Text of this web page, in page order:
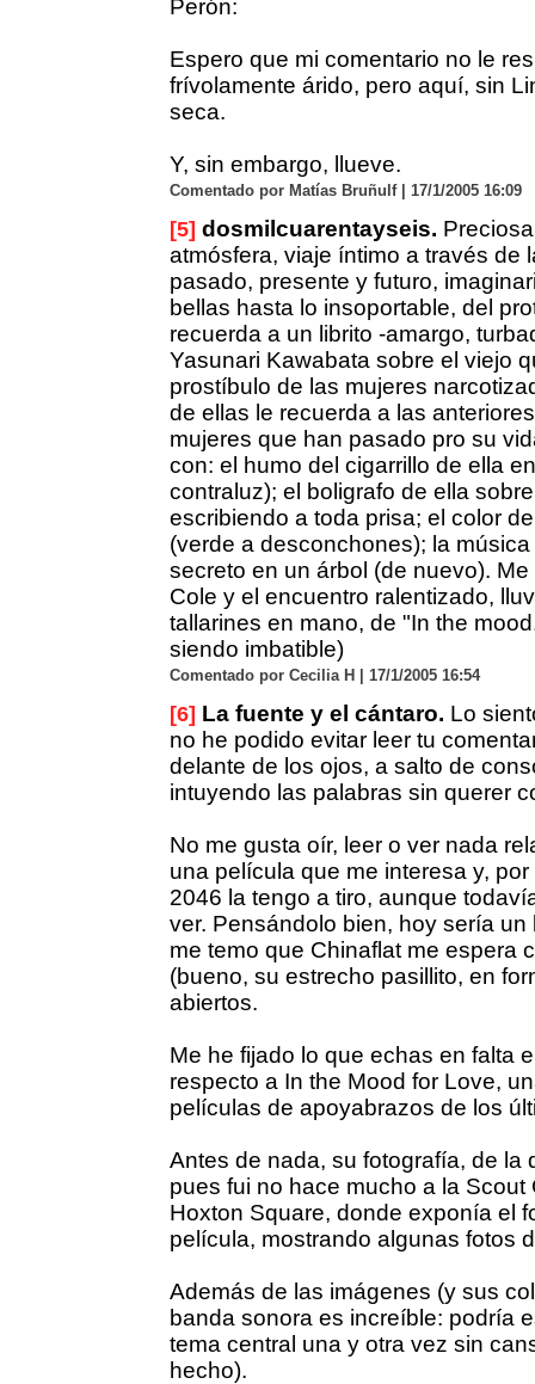
Perón:
Espero que mi comentario no le
frívolamente árido, pero aquí, sin
seca.
Y, sin embargo, llueve.
Comentado por Matías Bruñulf | 17/1/2005 16:09
[5] dosmilcuarentayseis.
atmósfera, viaje íntimo a través de
pasado, presente y futuro,
bellas hasta lo insoportable, del
recuerda a un librito -amargo,
Yasunari Kawabata sobre el viejo
prostíbulo de las mujeres
de ellas le recuerda a las
mujeres que han pasado pro su
con: el humo del cigarrillo de ella
contraluz); el boligrafo de ella
escribiendo a toda prisa; el color
(verde a desconchones); la
secreto en un árbol (de nuevo).
Cole y el encuentro ralentizado,
tallarines en mano, de "In the
siendo imbatible)
Comentado por Cecilia H | 17/1/2005 16:54
[6] La fuente y el cántaro. Lo
no he podido evitar leer tu
delante de los ojos, a salto de
intuyendo las palabras sin querer
No me gusta oír, leer o ver nada
una película que me interesa y,
2046 la tengo a tiro, aunque
ver. Pensándolo bien, hoy sería un
me temo que Chinaflat me espera
(bueno, su estrecho pasillito, en
abiertos.
Me he fijado lo que echas en falta
respecto a In the Mood for Love,
películas de apoyabrazos de los
Antes de nada, su fotografía, de la
pues fui no hace mucho a la Scout
Hoxton Square, donde exponía el
película, mostrando algunas fotos
Además de las imágenes (y sus
banda sonora es increíble: podría
tema central una y otra vez sin
hecho).